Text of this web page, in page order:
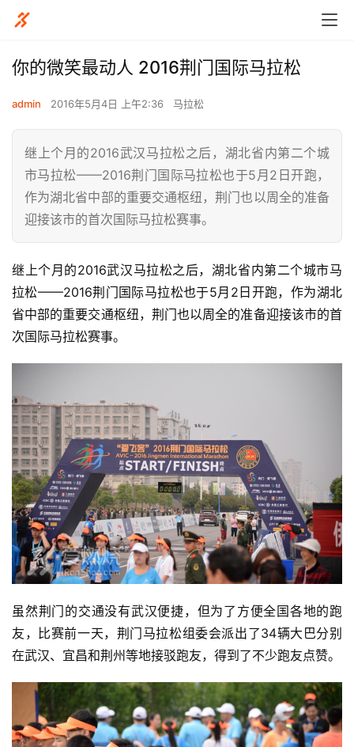
你的微笑最动人 2016荆门国际马拉松
admin 2016年5月4日 上午2:36 马拉松
继上个月的2016武汉马拉松之后，湖北省内第二个城
市马拉松——2016荆门国际马拉松也于5月2日开跑，
作为湖北省中部的重要交通枢纽，荆门也以周全的准备
迎接该市的首次国际马拉松赛事。
继上个月的2016武汉马拉松之后，湖北省内第二个城市马
拉松——2016荆门国际马拉松也于5月2日开跑，作为湖北
省中部的重要交通枢纽，荆门也以周全的准备迎接该市的首
次国际马拉松赛事。
虽然荆门的交通没有武汉便捷，但为了方便全国各地的跑
友，比赛前一天，荆门马拉松组委会派出了34辆大巴分别
在武汉、宜昌和荆州等地接驳跑友，得到了不少跑友点赞。